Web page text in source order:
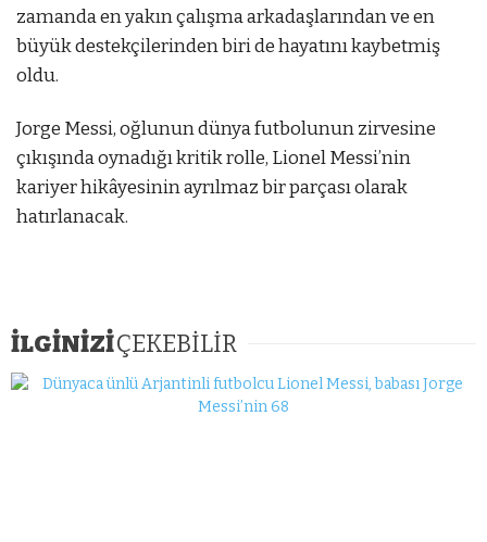
zamanda en yakın çalışma arkadaşlarından ve en
büyük destekçilerinden biri de hayatını kaybetmiş
oldu.
Jorge Messi, oğlunun dünya futbolunun zirvesine
çıkışında oynadığı kritik rolle, Lionel Messi’nin
kariyer hikâyesinin ayrılmaz bir parçası olarak
hatırlanacak.
İLGİNİZİÇEKEBİLİR